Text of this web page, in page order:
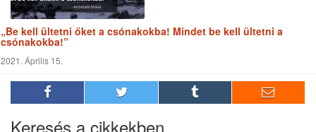
„Be kell ültetni őket a csónakokba! Mindet be kell ültetni a
csónakokba!”
2021. Április 15.
Keresés a cikkekben